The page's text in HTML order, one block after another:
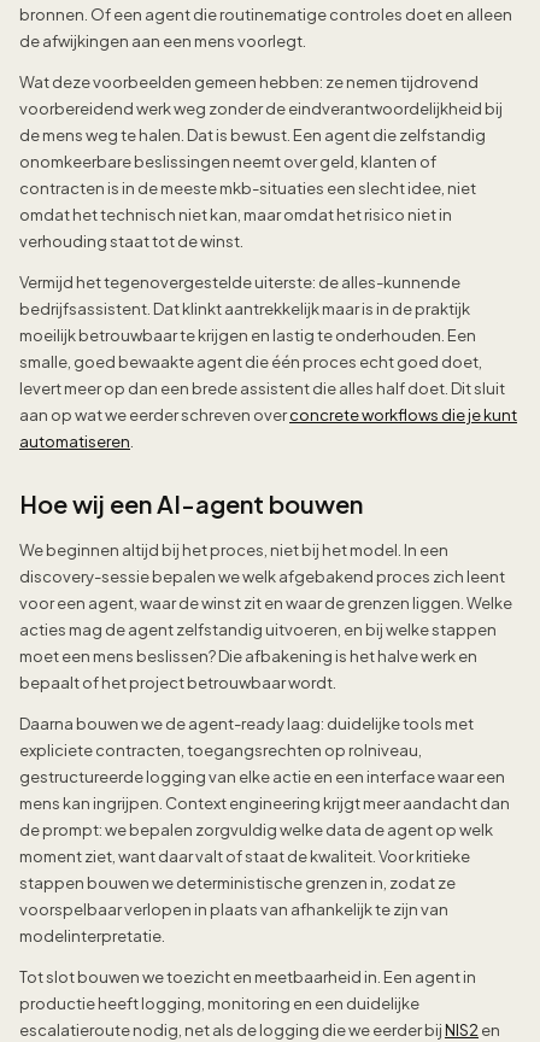
bronnen. Of een agent die routinematige controles doet en alleen
de afwijkingen aan een mens voorlegt.
Wat deze voorbeelden gemeen hebben: ze nemen tijdrovend
voorbereidend werk weg zonder de eindverantwoordelijkheid bij
de mens weg te halen. Dat is bewust. Een agent die zelfstandig
onomkeerbare beslissingen neemt over geld, klanten of
contracten is in de meeste mkb-situaties een slecht idee, niet
omdat het technisch niet kan, maar omdat het risico niet in
verhouding staat tot de winst.
Vermijd het tegenovergestelde uiterste: de alles-kunnende
bedrijfsassistent. Dat klinkt aantrekkelijk maar is in de praktijk
moeilijk betrouwbaar te krijgen en lastig te onderhouden. Een
smalle, goed bewaakte agent die één proces echt goed doet,
levert meer op dan een brede assistent die alles half doet. Dit sluit
aan op wat we eerder schreven overconcrete workflows die je kunt
automatiseren
Hoe wij een AI-agent bouwen
We beginnen altijd bij het proces, niet bij het model. In een
discovery-sessie bepalen we welk afgebakend proces zich leent
voor een agent, waar de winst zit en waar de grenzen liggen. Welke
acties mag de agent zelfstandig uitvoeren, en bij welke stappen
moet een mens beslissen? Die afbakening is het halve werk en
bepaalt of het project betrouwbaar wordt.
Daarna bouwen we de agent-ready laag: duidelijke tools met
expliciete contracten, toegangsrechten op rolniveau,
gestructureerde logging van elke actie en een interface waar een
mens kan ingrijpen. Context engineering krijgt meer aandacht dan
de prompt: we bepalen zorgvuldig welke data de agent op welk
moment ziet, want daar valt of staat de kwaliteit. Voor kritieke
stappen bouwen we deterministische grenzen in, zodat ze
voorspelbaar verlopen in plaats van afhankelijk te zijn van
modelinterpretatie.
Tot slot bouwen we toezicht en meetbaarheid in. Een agent in
productie heeft logging, monitoring en een duidelijke
escalatieroute nodig, net als de logging die we eerder bijNIS2 en